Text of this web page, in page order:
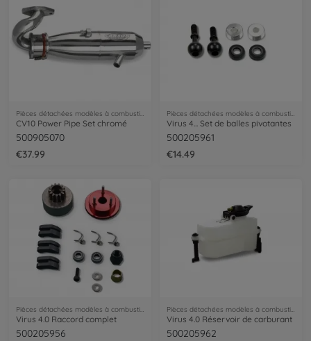
Pièces détachées modèles à combustion
CV10 Power Pipe Set chromé
500905070
€37.99
Pièces détachées modèles à combustion
Virus 4... Set de balles pivotantes
500205961
€14.49
Pièces détachées modèles à combustion
Virus 4.0 Raccord complet
500205956
Pièces détachées modèles à combustion
Virus 4.0 Réservoir de carburant
500205962